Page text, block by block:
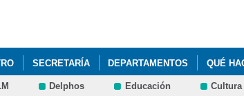
SECRETARÍA DEPARTAMENTOS QUÉ
Delphos Educación Cultura